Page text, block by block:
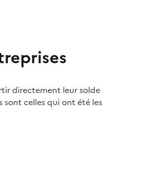
directement leur solde
sont celles qui ont été les